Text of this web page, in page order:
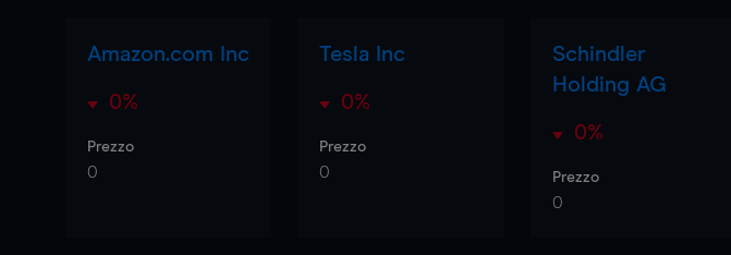
Amazon.com Inc
0%
Prezzo
0
Tesla Inc
0%
Prezzo
0
Schindler
Holding AG
0%
Prezzo
0